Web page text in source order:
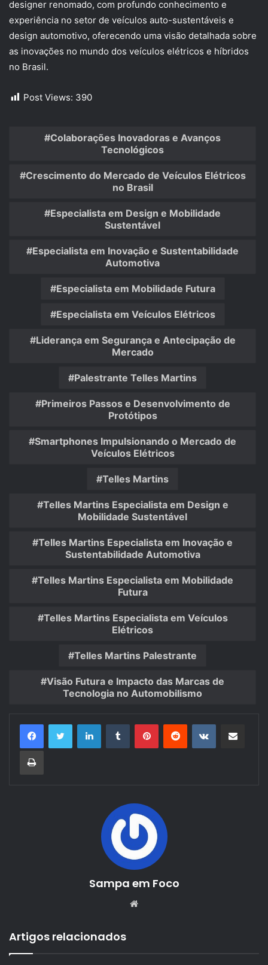
designer renomado, com profundo conhecimento e
experiência no setor de veículos auto-sustentáveis e
design automotivo, oferecendo uma visão detalhada sobre
as inovações no mundo dos veículos elétricos e híbridos
no Brasil.
Post Views: 390
Colaborações Inovadoras e Avanços
Tecnológicos
Crescimento do Mercado de Veículos Elétricos
no Brasil
Especialista em Design e Mobilidade
Sustentável
Especialista em Inovação e Sustentabilidade
Automotiva
Especialista em Mobilidade Futura
Especialista em Veículos Elétricos
Liderança em Segurança e Antecipação de
Mercado
Palestrante Telles Martins
Primeiros Passos e Desenvolvimento de
Protótipos
Smartphones Impulsionando o Mercado de
Veículos Elétricos
Telles Martins
Telles Martins Especialista em Design e
Mobilidade Sustentável
Telles Martins Especialista em Inovação e
Sustentabilidade Automotiva
Telles Martins Especialista em Mobilidade
Futura
Telles Martins Especialista em Veículos
Elétricos
Telles Martins Palestrante
Visão Futura e Impacto das Marcas de
Tecnologia no Automobilismo
LinkedinTumblr PinterestReddit VK
Imprimir
Sampa em Foco
Website
Artigos relacionados